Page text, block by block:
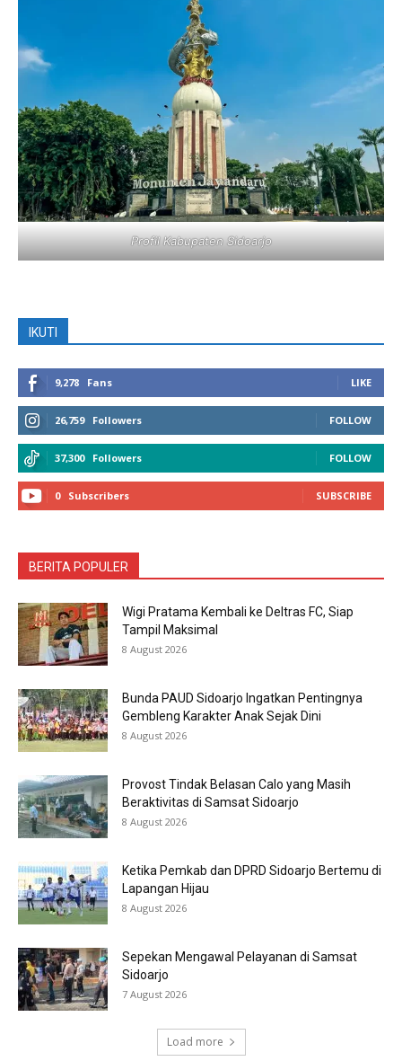
Profil Kabupaten Sidoarjo
IKUTI
9,278 Fans LIKE
26,759 Followers FOLLOW
37,300 Followers FOLLOW
0 Subscribers SUBSCRIBE
BERITA POPULER
Wigi Pratama Kembali ke Deltras FC, Siap
Tampil Maksimal
8 August 2026
Bunda PAUD Sidoarjo Ingatkan Pentingnya
Gembleng Karakter Anak Sejak Dini
8 August 2026
Provost Tindak Belasan Calo yang Masih
Beraktivitas di Samsat Sidoarjo
8 August 2026
Ketika Pemkab dan DPRD Sidoarjo Bertemu di
Lapangan Hijau
8 August 2026
Sepekan Mengawal Pelayanan di Samsat
Sidoarjo
7 August 2026
Load more